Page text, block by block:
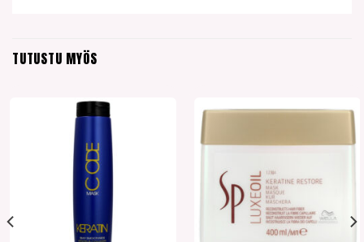
TUTUSTU MYÖS